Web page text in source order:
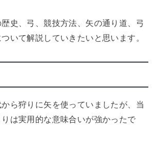
史、弓、競技方法、矢の通り道、弓
いて解説していきたいと思います。
ら狩りに矢を使っていましたが、当
は実用的な意味合いが強かったで